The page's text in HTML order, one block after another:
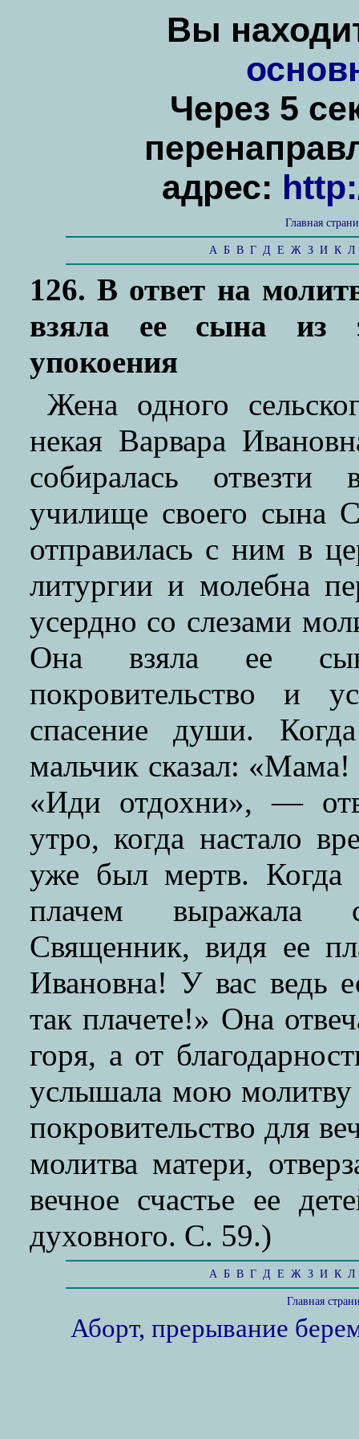
Вы
Через 5
адрес:
Главная
А Б В Г Д Е Ж З И К Л
126. В ответ на
взяла ее сына из
упокоения
Жена одного
некая Варвара
собиралась отвезти
училище своего сына
отправилась с ним в
литургии и молебна
усердно со слезами
Она взяла ее
покровительство и
спасение души.
мальчик сказал:
«Иди отдохни», —
утро, когда настало
уже был мертв. Когда
плачем выражала
Священник, видя ее
Ивановна! У вас ведь
так плачете!» Она
горя, а от
услышала мою молитву
покровительство для
молитва матери,
вечное счастье ее
духовного. С. 59.)
А Б В Г Д Е Ж З И К Л
Главная
Аборт, прерывание